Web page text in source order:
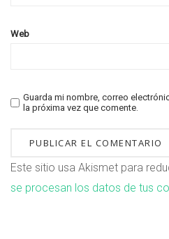
Web
Guarda mi nombre, correo
la próxima vez que comente.
Este sitio usa Akismet para
se procesan los datos de tus